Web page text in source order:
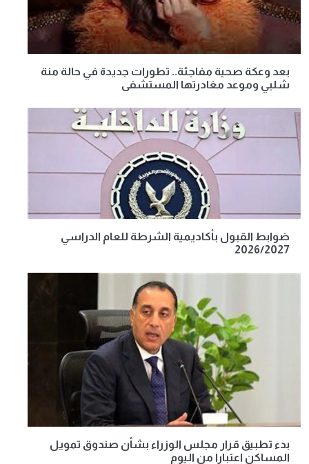
بعد وعكة صحية مفاجئة.. تطورات جديدة في حالة منة
شلبي وموعد مغادرتها المستشفى
ضوابط القبول بأكاديمية الشرطة للعام الدراسي
2026/2027
بدء تطبيق قرار مجلس الوزراء بشأن صندوق تمويل
المساكن اعتبارا من اليوم